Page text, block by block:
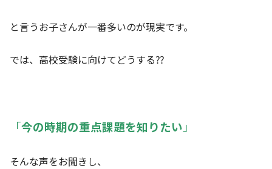
と言うお子さんが一番多いのが現実です。
では、高校受験に向けてどうする⁇
「今の時期の重点課題を知りたい 」
そんな声をお聞きし、